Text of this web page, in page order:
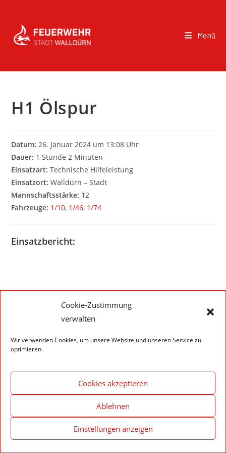
Cookie-Zustimmung
verwalten
Wir verwenden Cookies, um unsere Website und unseren Service zu
optimieren.
Cookies akzeptieren
Ablehnen
Einstellungen anzeigen
Menü
H1 Ölspur
Datum: 26. Januar 2024 um 13:08 Uhr
Dauer: 1 Stunde 2 Minuten
Einsatzart: Technische Hilfeleistung
Einsatzort: Walldürn – Stadt
Mannschaftsstärke: 12
Fahrzeuge: 1/10, 1/46, 1/74
Einsatzbericht:
Impressum – Datenschutzerklärung
© 2020 Feuerwehr Walldürn